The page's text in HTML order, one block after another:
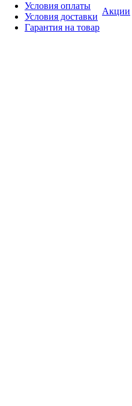
Условия оплаты
Условия доставки
Гарантия на товар
Акции